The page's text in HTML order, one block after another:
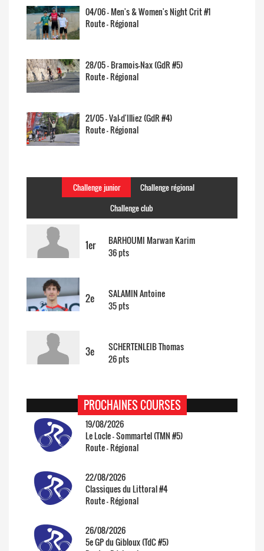
04/06 - Men's & Women's Night Crit #1
Route - Régional
28/05 - Bramois-Nax (GdR #5)
Route - Régional
21/05 - Val-d'Illiez (GdR #4)
Route - Régional
Challenge junior
Challenge régional
Challenge club
1er
BARHOUMI Marwan Karim
36 pts
2e
SALAMIN Antoine
35 pts
3e
SCHERTENLEIB Thomas
26 pts
PROCHAINES COURSES
19/08/2026
Le Locle - Sommartel (TMN #5)
Route - Régional
22/08/2026
Classiques du Littoral #4
Route - Régional
26/08/2026
5e GP du Gibloux (TdC #5)